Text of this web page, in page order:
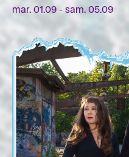
mar. 01.09 - sam. 05.09